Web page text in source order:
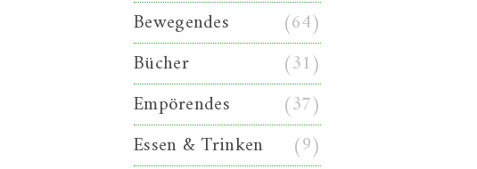
Bewegendes
(64)
Bücher
(31)
Empörendes
(37)
Essen & Trinken
(9)